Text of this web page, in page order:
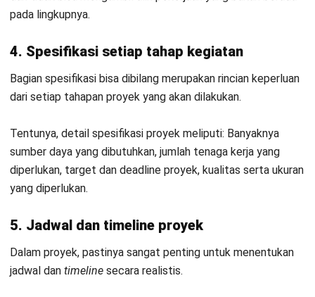
logistik, anggaran, serta rancangan proyek yang akan
Manfaat TOR Atau KAK pada Proyek
Kerangka Acuan Kerja memegang peranan krusial sebagai
manfaatnya?
Bagi pihak penyelenggara, TOR berfungsi untuk:
diperbolehkan
Membantu menyamakan ekspektasi tujuan proyek